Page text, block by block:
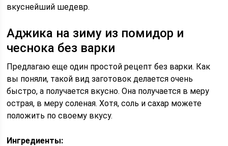
вкуснейший шедевр.
Аджика на зиму из помидор и
чеснока без варки
Предлагаю еще один простой рецепт без варки. Как
вы поняли, такой вид заготовок делается очень
быстро, а получается вкусно. Она получается в меру
острая, в меру соленая. Хотя, соль и сахар можете
положить по своему вкусу.
Ингредиенты: